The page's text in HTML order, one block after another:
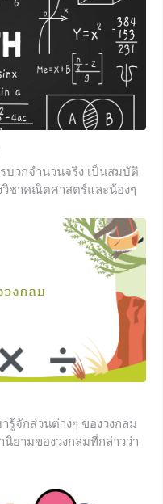
ลืมแล้วก็ไม่เป็นไรน๊า มา
บวกจำนวนจริง เป็นสมบัติ
วิชาคณิตศาสตร์และน้องๆ
หมด 5 ข้อ ดังนี้ 1.) สมบัติ
รที่เรานำจำนวนจริง 2 ตัว
วนจริงเหมือนเดิม เช่น 1 +
รู้จักส่วนต่างๆ ของวงกลม
นิยามของวงกลมที่กล่าวว่า
นย์กลางของวงกลม เรียก